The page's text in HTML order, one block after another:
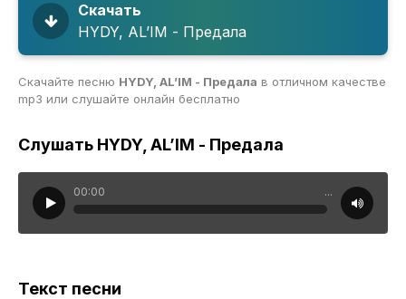
Скачать
HYDY, AL’IM - Предала
Скачайте песню HYDY, AL’IM - Предала в отличном качестве
mp3 или слушайте онлайн бесплатно
Слушать HYDY, AL’IM - Предала
00:00 ...
Текст песни